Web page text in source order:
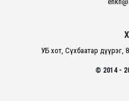
УБ хот, Сүхбаатар дүүрэг,
© 2014 -